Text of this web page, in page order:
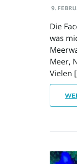
9.
Die
was
Meer,
Vielen